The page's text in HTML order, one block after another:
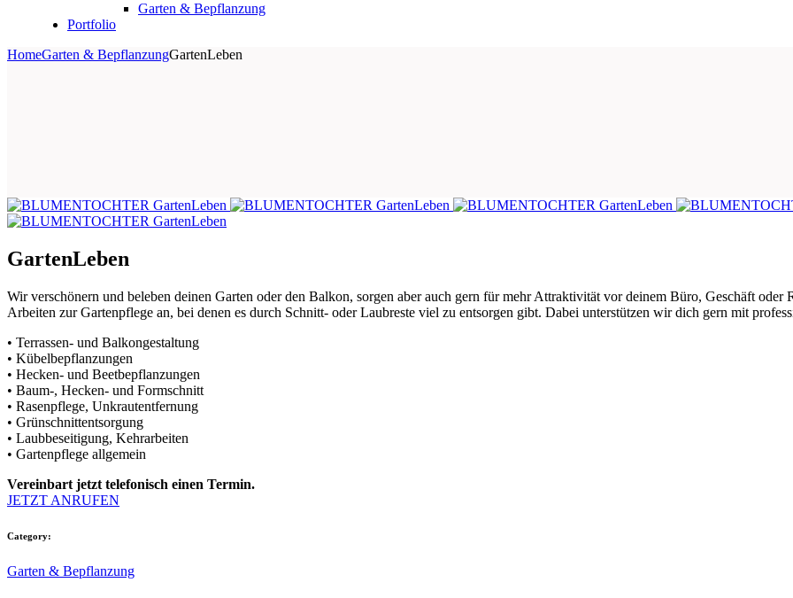
Garten & Bepflanzung
Portfolio
HomeGarten & BepflanzungGartenLeben
GartenLeben
Wir verschönern und beleben deinen Garten oder den Balkon, sorgen aber auch gern für mehr Attraktivität vor deinem Büro, Geschäft oder
Arbeiten zur Gartenpflege an, bei denen es durch Schnitt- oder Laubreste viel zu entsorgen gibt. Dabei unterstützen wir dich gern mit
• Terrassen- und Balkongestaltung
• Kübelbepflanzungen
• Hecken- und Beetbepflanzungen
• Baum-, Hecken- und Formschnitt
• Rasenpflege, Unkrautentfernung
• Grünschnittentsorgung
• Laubbeseitigung, Kehrarbeiten
• Gartenpflege allgemein
Vereinbart jetzt telefonisch einen Termin.
JETZT ANRUFEN
Category:
Garten & Bepflanzung